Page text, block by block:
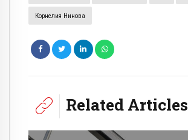
Корнелия Нинова
Related Articles